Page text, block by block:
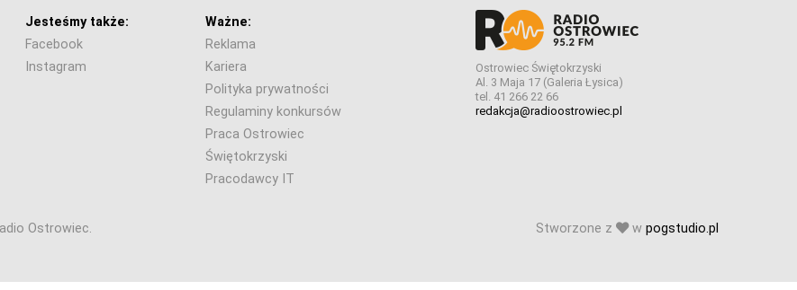
Jesteśmy także:
Facebook
Instagram
Ważne:
Reklama
Kariera
Polityka prywatności
Regulaminy konkursów
Praca Ostrowiec
Świętokrzyski
Pracodawcy IT
Ostrowiec Świętokrzyski
Al. 3 Maja 17 (Galeria Łysica)
tel. 41 266 22 66
redakcja@radioostrowiec.pl
Ostrowiec. Stworzone z w pogstudio.pl